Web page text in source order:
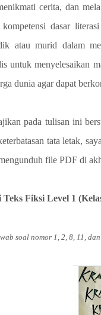
cerita, dan
dasar
atau murid dalam
untuk menyelesaikan
dunia agar dapat
pada tulisan ini
tata letak,
file PDF di
Fiksi Level 1
soal nomor 1, 2, 8, 11, dan